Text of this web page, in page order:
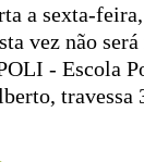
a sexta-
vez não
- Escola
travessa